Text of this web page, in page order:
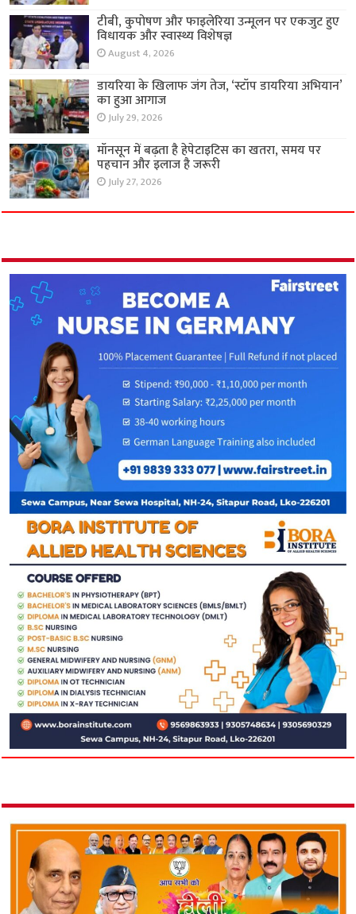
टीबी, कुपोषण और फाइलेरिया उन्मूलन पर एकजुट हुए
विधायक और स्वास्थ्य विशेषज्ञ
August 4, 2026
डायरिया के खिलाफ जंग तेज, ‘स्टॉप डायरिया अभियान’
का हुआ आगाज
July 29, 2026
मॉनसून में बढ़ता है हेपेटाइटिस का खतरा, समय पर
पहचान और इलाज है जरूरी
July 27, 2026